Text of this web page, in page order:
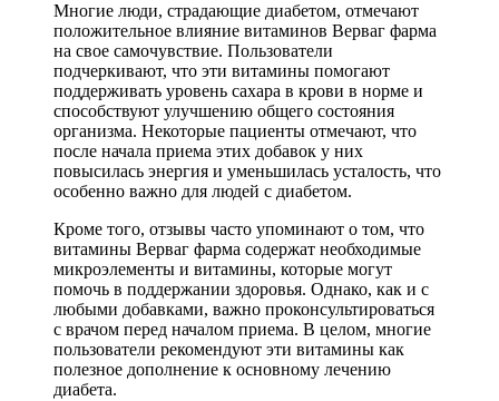
Многие люди, страдающие диабетом, отмечают
положительное влияние витаминов Верваг фарма
на свое самочувствие. Пользователи
подчеркивают, что эти витамины помогают
поддерживать уровень сахара в крови в норме и
способствуют улучшению общего состояния
организма. Некоторые пациенты отмечают, что
после начала приема этих добавок у них
повысилась энергия и уменьшилась усталость, что
особенно важно для людей с диабетом.
Кроме того, отзывы часто упоминают о том, что
витамины Верваг фарма содержат необходимые
микроэлементы и витамины, которые могут
помочь в поддержании здоровья. Однако, как и с
любыми добавками, важно проконсультироваться
с врачом перед началом приема. В целом, многие
пользователи рекомендуют эти витамины как
полезное дополнение к основному лечению
диабета.